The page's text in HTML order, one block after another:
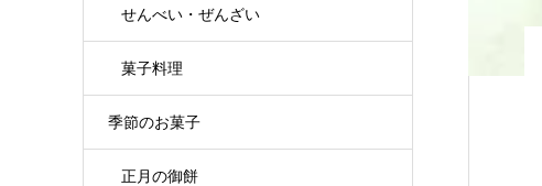
せんべい・ぜんざい
菓子料理
季節のお菓子
正月の御餅